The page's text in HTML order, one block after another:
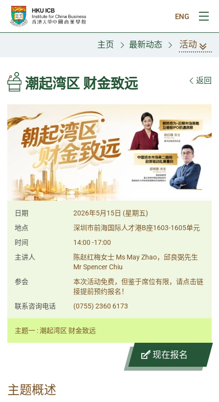
跳往主要内容
ENG
打
主页 最新动态 活动
潮起湾区 财金致远 返回
日期
2026年5月15日 (星期五)
地点
深圳市前海国际人才港B座1603-1605单元
时间
14:00 -17:00
主讲人
陈赵红梅女士 Ms May Zhao，邱良弼先生
Mr Spencer Chiu
参会
本次活动免费，但鉴于席位有限，请点击链
接提前预约报名！
联系咨询电话
(0755) 2360 6173
主题一 : 潮起湾区 财金致远
现在报名
主题概述